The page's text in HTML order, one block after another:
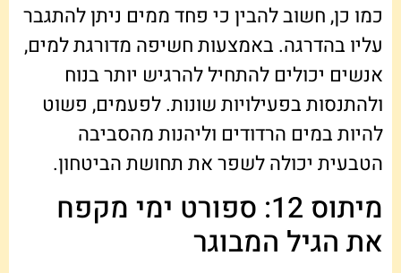
כמו כן, חשוב להבין כי פחד ממים ניתן להתגבר
עליו בהדרגה. באמצעות חשיפה מדורגת למים,
אנשים יכולים להתחיל להרגיש יותר בנוח
ולהתנסות בפעילויות שונות. לפעמים, פשוט
להיות במים הרדודים וליהנות מהסביבה
הטבעית יכולה לשפר את תחושת הביטחון.
מיתוס 12: ספורט ימי מקפח
את הגיל המבוגר